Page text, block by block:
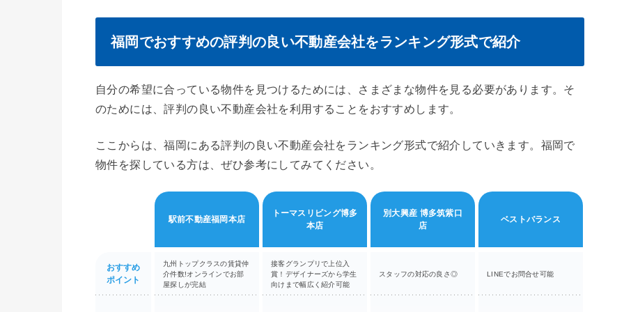
福岡でおすすめの評判の良い不動産会社をランキング形式で紹介
自分の希望に合っている物件を見つけるためには、さまざまな物件を見る必要があります。そ
のためには、評判の良い不動産会社を利用することをおすすめします。
ここからは、福岡にある評判の良い不動産会社をランキング形式で紹介していきます。福岡で
物件を探している方は、ぜひ参考にしてみてください。
駅前不動産福岡本店
トーマスリビング博多
本店
別大興産 博多筑紫口
店
ベストバランス
おすすめ
ポイント
九州トップクラスの賃貸仲
介件数!オンラインでお部
屋探しが完結
接客グランプリで上位入
賞！デザイナーズから学生
向けまで幅広く紹介可能
スタッフの対応の良さ◎ LINEでお問合せ可能